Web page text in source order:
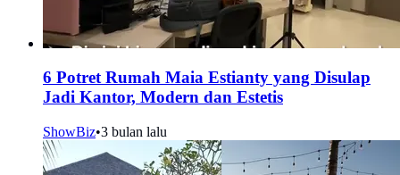
6 Potret Rumah Maia Estianty yang Disulap
Jadi Kantor, Modern dan Estetis
ShowBiz•3 bulan lalu